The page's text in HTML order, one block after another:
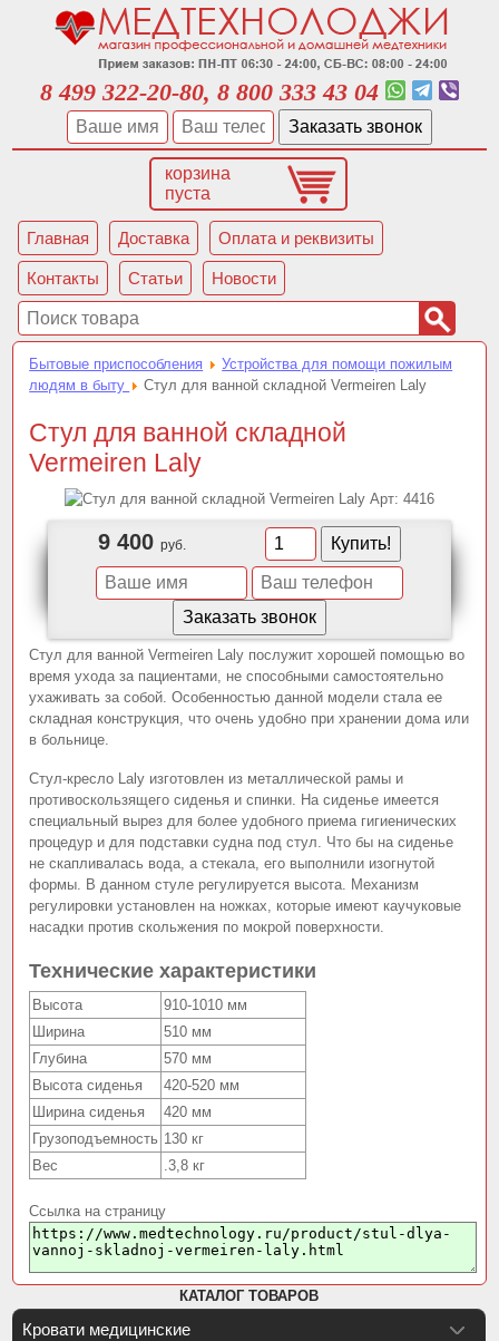
8 499 322-20-80, 8 800 333 43 04
корзина
пуста
Главная Доставка Оплата и реквизиты
Контакты Статьи Новости
Бытовые приспособления
Устройства для помощи пожилым
людям в быту
Стул для ванной складной Vermeiren Laly
Стул для ванной складной
Vermeiren Laly
Арт: 4416
9 400 руб.
Стул для ванной Vermeiren Laly послужит хорошей помощью во
время ухода за пациентами, не способными самостоятельно
ухаживать за собой. Особенностью данной модели стала ее
складная конструкция, что очень удобно при хранении дома или
в больнице.
Стул-кресло Laly изготовлен из металлической рамы и
противоскользящего сиденья и спинки. На сиденье имеется
специальный вырез для более удобного приема гигиенических
процедур и для подставки судна под стул. Что бы на сиденье
не скапливалась вода, а стекала, его выполнили изогнутой
формы. В данном стуле регулируется высота. Механизм
регулировки установлен на ножках, которые имеют каучуковые
насадки против скольжения по мокрой поверхности.
Технические характеристики
Высота
910-1010 мм
Ширина
510 мм
Глубина
570 мм
Высота сиденья
420-520 мм
Ширина сиденья
420 мм
Грузоподъемность 130 кг
Вес
.3,8 кг
Ссылка на страницу
КАТАЛОГ ТОВАРОВ
Кровати медицинские